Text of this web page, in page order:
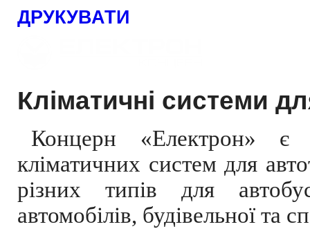
ДРУКУВАТИ
Кліматичні системи
Концерн «Електрон» є
кліматичних систем для
різних типів для
автомобілів, будівельної та